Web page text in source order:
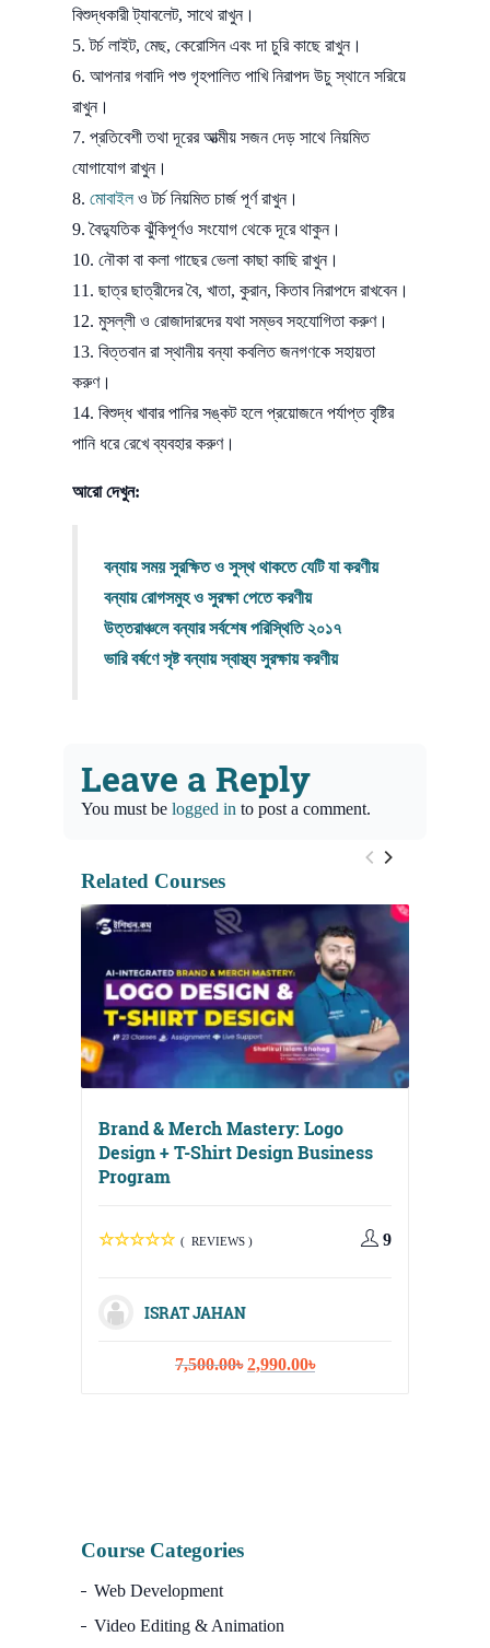
বিশুদ্ধকারী ট্যাবলেট, সাথে রাখুন।
টর্চ লাইট, মেছ, কেরোসিন এবং দা চুরি কাছে রাখুন।
আপনার গবাদি পশু গৃহপালিত পাখি নিরাপদ উচু স্থানে সরিয়ে
রাখুন।
প্রতিবেশী তথা দূরের আত্মীয় সজন দেড় সাথে নিয়মিত
যোগাযোগ রাখুন।
মোবাইলও টর্চ নিয়মিত চার্জ পূর্ণ রাখুন।
বৈদ্যুতিক ঝুঁকিপূর্ণও সংযোগ থেকে দূরে থাকুন।
নৌকা বা কলা গাছের ভেলা কাছা কাছি রাখুন।
ছাত্র ছাত্রীদের বৈ, খাতা, কুরান, কিতাব নিরাপদে রাখবেন।
মুসল্লী ও রোজাদারদের যথা সম্ভব সহযোগিতা করুণ।
বিত্তবান রা স্থানীয় বন্যা কবলিত জনগণকে সহায়তা
করুণ।
বিশুদ্ধ খাবার পানির সঙ্কট হলে প্রয়োজনে পর্যাপ্ত বৃষ্টির
পানি ধরে রেখে ব্যবহার করুণ।
আরো দেখুন:
বন্যায় সময় সুরক্ষিত ও সুস্থ থাকতে যেটি যা করণীয়
বন্যায় রোগসমুহ ও সুরক্ষা পেতে করণীয়
উত্তরাঞ্চলে বন্যার সর্বশেষ পরিস্থিতি ২০১৭
ভারি বর্ষণে সৃষ্ট বন্যায়স্বাস্থ্যসুরক্ষায় করণীয়
Leave a Reply
You must be logged in to post a comment.
Related Courses
Brand & Merch Mastery: Logo
Design + T-Shirt Design Business
Program
( REVIEWS ) 9
ISRAT JAHAN
7,500.00৳ Original
2,990.00৳Current
Course Categories
Web Development
Video Editing & Animation